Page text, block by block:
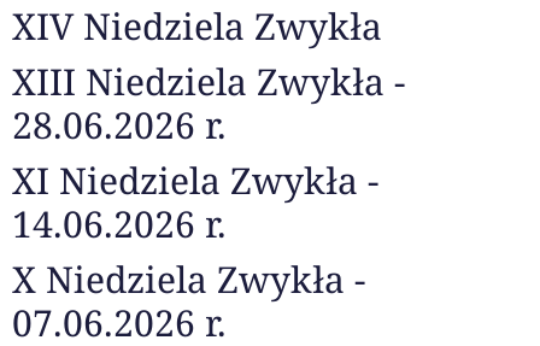
XIV Niedziela Zwykła
XIII Niedziela Zwykła -
28.06.2026 r.
XI Niedziela Zwykła -
14.06.2026 r.
X Niedziela Zwykła -
07.06.2026 r.